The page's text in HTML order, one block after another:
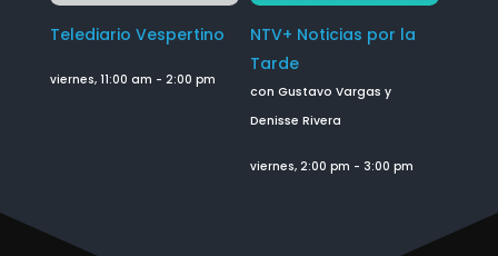
Telediario Vespertino
viernes, 11:00 am - 2:00 pm
NTV+ Noticias por la
Tarde
con Gustavo Vargas y
Denisse Rivera
viernes, 2:00 pm - 3:00 pm